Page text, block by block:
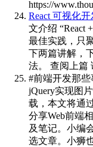
https://
React 可视化开
文介绍 “React
最佳实践，只
下两篇讲解，
法。 查阅上篇
#前端开发那些
jQuery实现图
载，本文将通
分享Web前端
及笔记。小编
选文章。小狮